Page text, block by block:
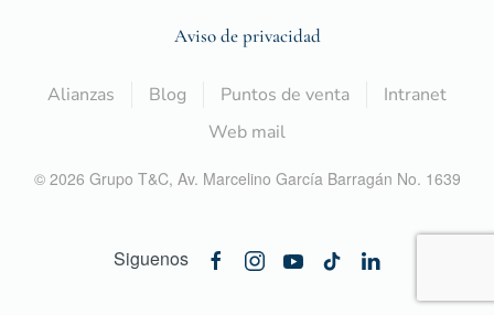
Aviso de privacidad
Alianzas Blog Puntos de venta
Intranet
Web mail
© 2026 Grupo T&C, Av. Marcelino García Barragán No. 1639
Siguenos